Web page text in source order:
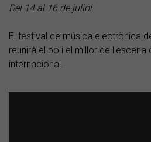
Del 14 al 16 de juliol
El festival de música electrònica
reunirà el bo i el millor de
internacional.